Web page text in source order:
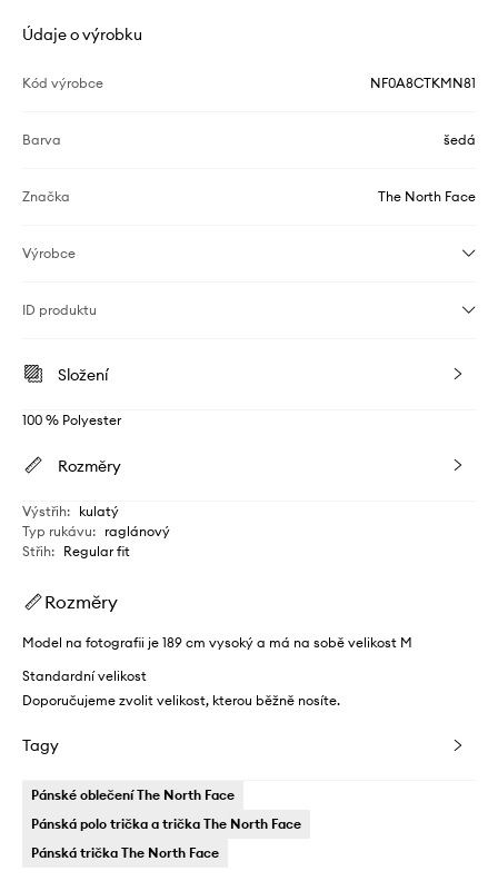
Údaje o výrobku
Kód výrobce NF0A8CTKMN81
Barva šedá
Značka The North Face
Výrobce
ID produktu
Složení
100 % Polyester
Rozměry
Výstřih: kulatý
Typ rukávu: raglánový
Střih: Regular fit
Rozměry
Model na fotografii je 189 cm vysoký a má na sobě velikost M
Standardní velikost
Doporučujeme zvolit velikost, kterou běžně nosíte.
Tagy
Pánské oblečení The North Face
Pánská polo trička a trička The North Face
Pánská trička The North Face